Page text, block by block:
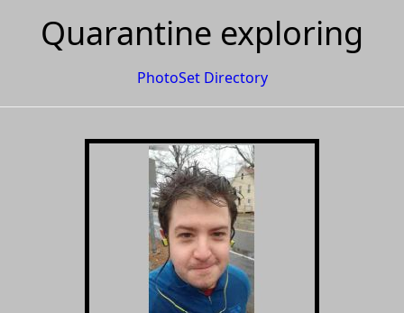
Quarantine exploring
PhotoSet Directory